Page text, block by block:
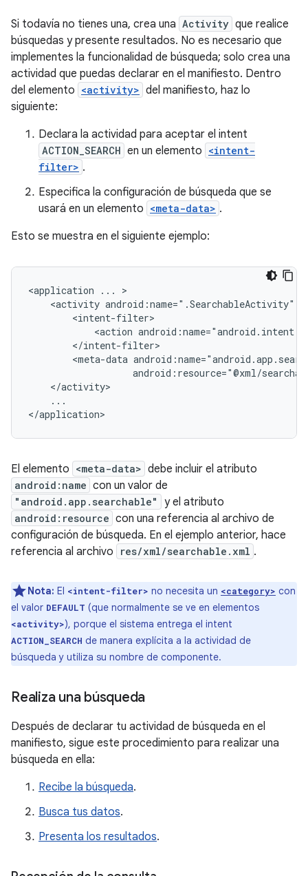
Si todavía no tienes una, crea una Activity que realice
búsquedas y presente resultados. No es necesario que
implementes la funcionalidad de búsqueda; solo crea una
actividad que puedas declarar en el manifiesto. Dentro
del elemento <activity> del manifiesto, haz lo
siguiente:
Declara la actividad para aceptar el intent
ACTION_SEARCH en un elemento <intent-
filter> .
Especifica la configuración de búsqueda que se
usará en un elemento <meta-data> .
Esto se muestra en el siguiente ejemplo:
<application ...
<activity android:name=".SearchableActivity"
<action
<meta-data
...
</application>
El elemento <meta-data> debe incluir el atributo
android:name con un valor de
"android.app.searchable" y el atributo
android:resource con una referencia al archivo de
configuración de búsqueda. En el ejemplo anterior, hace
referencia al archivo
res/xml/searchable.xml .
Nota: El <intent-filter> no necesita un <category> con
el valor DEFAULT (que normalmente se ve en elementos
<activity>), porque el sistema entrega el intent
ACTION_SEARCH de manera explícita a la actividad de
búsqueda y utiliza su nombre de componente.
Realiza una búsqueda
Después de declarar tu actividad de búsqueda en el
manifiesto, sigue este procedimiento para realizar una
búsqueda en ella:
Recibe la búsqueda.
Busca tus datos.
Presenta los resultados.